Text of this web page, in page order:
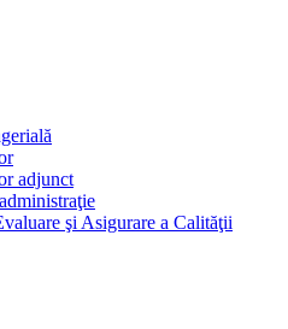
adjunct
şi Asigurare a Calităţii